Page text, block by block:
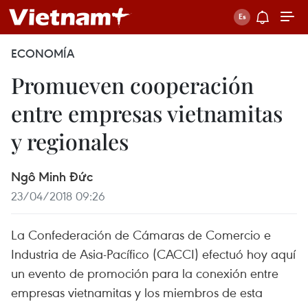
ECONOMÍA
Promueven cooperación
entre empresas vietnamitas
y regionales
Ngô Minh Đức
23/04/2018 09:26
La Confederación de Cámaras de Comercio e
Industria de Asia-Pacífico (CACCI) efectuó hoy aquí
un evento de promoción para la conexión entre
empresas vietnamitas y los miembros de esta